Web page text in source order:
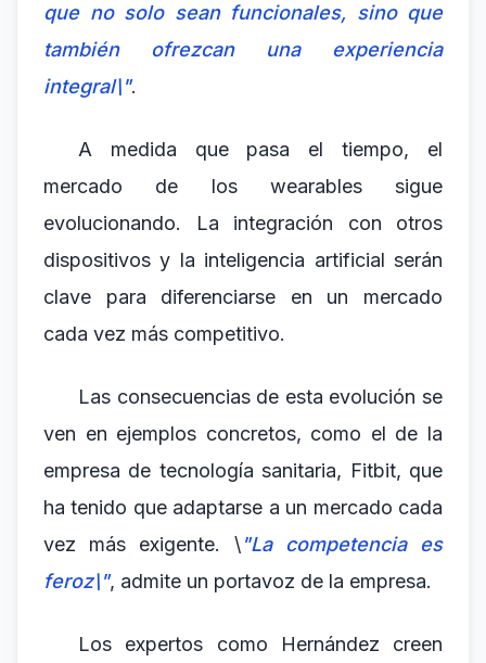
que no solo sean funcionales, sino que
también ofrezcan una experiencia
integral\".
A medida que pasa el tiempo, el
mercado de los wearables sigue
evolucionando. La integración con otros
dispositivos y la inteligencia artificial serán
clave para diferenciarse en un mercado
cada vez más competitivo.
Las consecuencias de esta evolución se
ven en ejemplos concretos, como el de la
empresa de tecnología sanitaria, Fitbit, que
ha tenido que adaptarse a un mercado cada
vez más exigente. \"La competencia es
feroz\", admite un portavoz de la empresa.
Los expertos como Hernández creen